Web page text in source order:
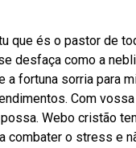
que és o pastor de
desfaça como a
a fortuna sorria para
Com vossa
Webo cristão
combater o stress e